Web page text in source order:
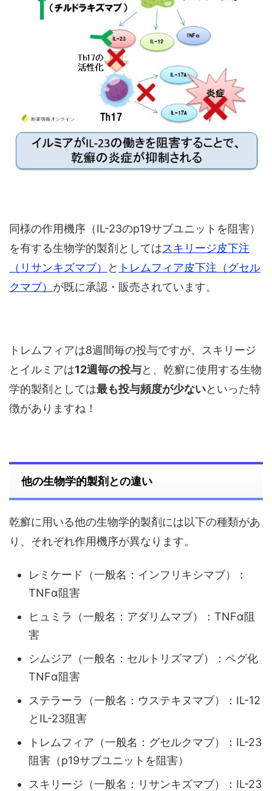
同様の作用機序（IL-23のp19サブユニットを阻害）
を有する生物学的製剤としてはスキリージ皮下注
（リサンキズマブ）
と トレムフィア皮下注（グセル
クマブ） が既に承認・販売されています。
トレムフィアは8週間毎の投与ですが、スキリージ
とイルミアは12週毎の投与と、乾癬に使用する生物
学的製剤としては最も投与頻度が少ないといった特
徴がありますね！
他の生物学的製剤との違い
乾癬に用いる他の生物学的製剤には以下の種類があ
り、それぞれ作用機序が異なります。
レミケード（一般名：インフリキシマブ）：
TNFα阻害
ヒュミラ（一般名：アダリムマブ）：TNFα阻
害
シムジア（一般名：セルトリズマブ）：ペグ化
TNFα阻害
ステラーラ（一般名：ウステキヌマブ）：IL-12
とIL-23阻害
トレムフィア（一般名：グセルクマブ）：IL-23
阻害（p19サブユニットを阻害）
スキリージ（一般名：リサンキズマブ）：IL-23